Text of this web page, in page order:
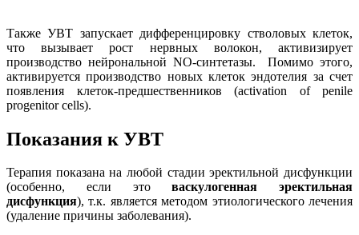
Также УВТ запускает дифференцировку стволовых клеток,
что вызывает рост нервных волокон, активизирует
производство нейрональной NO-синтетазы. Помимо этого,
активируется производство новых клеток эндотелия за счет
появления клеток-предшественников (activation of penile
progenitor cells).
Показания к УВТ
Терапия показана на любой стадии эректильной дисфункции
(особенно, если этоваскулогенная эректильная
дисфункция), т.к. является методом этиологического лечения
(удаление причины заболевания).